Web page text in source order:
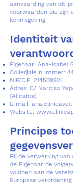
aanvaarding van dit
voorwaarden die zijn
kennisgeving.
Identiteit
Eigenaar: Ana-Isabel
Collegiale nummer:
NIF/CIF: 21450992L
Adres: C/ Narciso
(Alicante)
E-mail:
Website:
Principes
Bij de verwerking van
de Eigenaar de
voldoen aan de
Europese